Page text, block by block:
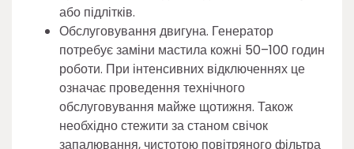
або підлітків.
Обслуговування двигуна. Генератор
потребує заміни мастила кожні 50–100 годин
роботи. При інтенсивних відключеннях це
означає проведення технічного
обслуговування майже щотижня. Також
необхідно стежити за станом свічок
запалювання, чистотою повітряного фільтра